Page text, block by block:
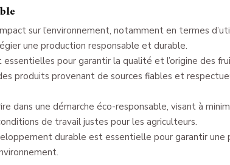
sur l’environnement, notamment en termes
une production responsable et durable.
pour garantir la qualité et l’origine des
produits provenant de sources fiables et
dans une démarche éco-responsable, visant à
de travail justes pour les agriculteurs.
durable est essentielle pour garantir une